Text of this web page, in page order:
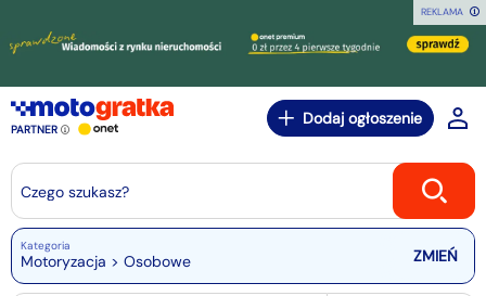
REKLAMA
PARTNER
Dodaj ogłoszenie
Czego szukasz?
Kategoria
Motoryzacja > Osobowe